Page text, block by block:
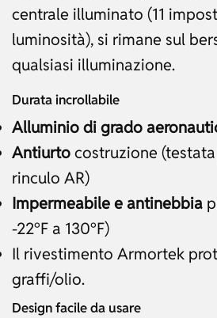
centrale illuminato (11
luminosità), si rimane sul
qualsiasi illuminazione.
Durata incrollabile
Alluminio di grado
Antiurtocostruzione
rinculo AR)
Impermeabile e antinebbia
-22°F a 130°F)
Il rivestimento Armortek
graffi/olio.
Design facile da usare